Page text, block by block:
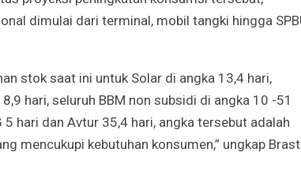
dimulai dari terminal, mobil tangki hingga
stok saat ini untuk Solar di angka 13,4 hari,
hari, seluruh BBM non subsidi di angka 10 -51
5 hari dan Avtur 35,4 hari, angka tersebut adalah
mencukupi kebutuhan konsumen,” ungkap